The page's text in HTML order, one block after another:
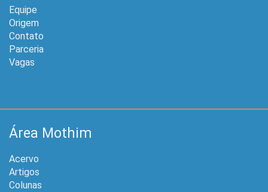
Equipe
Origem
Contato
Parceria
Vagas
Área Mothim
Acervo
Artigos
Colunas